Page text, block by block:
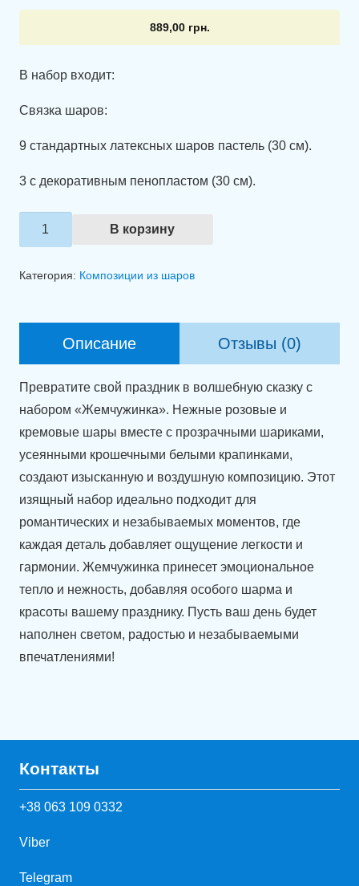
889,00 грн.
В набор входит:
Связка шаров:
9 стандартных латексных шаров пастель (30 см).
3 с декоративным пенопластом (30 см).
Количество
товара
В корзину
Категория: Композиции из шаров
Описание Отзывы (0)
Превратите свой праздник в волшебную сказку с
набором «Жемчужинка». Нежные розовые и
кремовые шары вместе с прозрачными шариками,
усеянными крошечными белыми крапинками,
создают изысканную и воздушную композицию. Этот
изящный набор идеально подходит для
романтических и незабываемых моментов, где
каждая деталь добавляет ощущение легкости и
гармонии. Жемчужинка принесет эмоциональное
тепло и нежность, добавляя особого шарма и
красоты вашему празднику. Пусть ваш день будет
наполнен светом, радостью и незабываемыми
впечатлениями!
Контакты
+38 063 109 0332
Viber
Telegram